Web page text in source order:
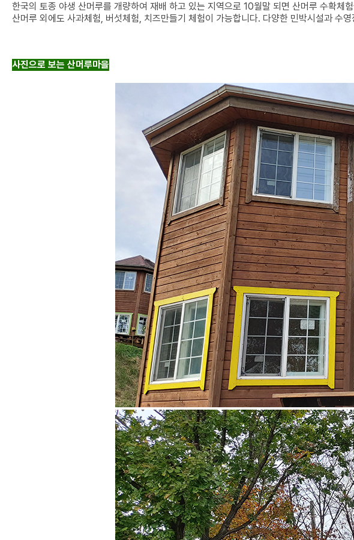
한국의 토종 야생 산머루를 개량하여 재배 하고 있는 지역으로 10월말 되면 산머루 수확체
산머루 외에도 사과체험, 버섯체험, 치즈만들기 체험이 가능합니다. 다양한 민박시설과 수
사진으로 보는 산머루마을